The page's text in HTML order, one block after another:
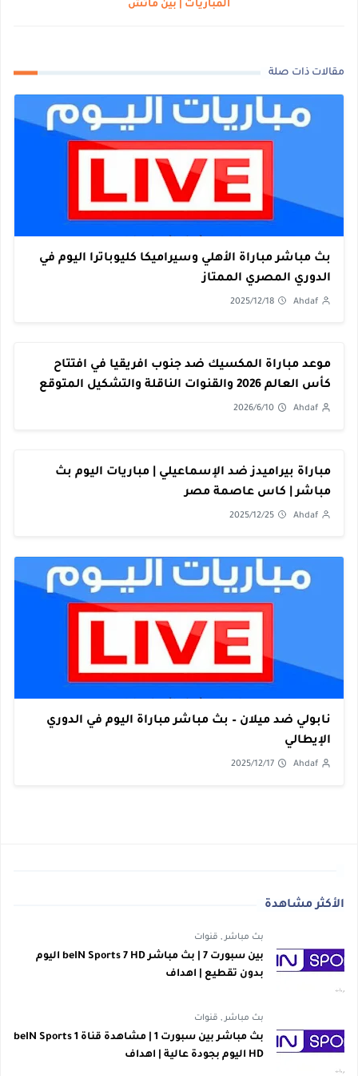
المباريات | بين ماتش
مقالات ذات صلة
بث مباشر مباراة الأهلي وسيراميكا كليوباترا اليوم في
الدوري المصري الممتاز
Ahdaf
2025/12/18
موعد مباراة المكسيك ضد جنوب افريقيا في افتتاح
كأس العالم 2026 والقنوات الناقلة والتشكيل المتوقع
Ahdaf
2026/6/10
مباراة بيراميدز ضد الإسماعيلي | مباريات اليوم بث
مباشر | كاس عاصمة مصر
Ahdaf
2025/12/25
نابولي ضد ميلان – بث مباشر مباراة اليوم في الدوري
الإيطالي
Ahdaf
2025/12/17
الأكثر مشاهدة
بث مباشر , قنوات
بين سبورت 7 | بث مباشر beIN Sports 7 HD اليوم
بدون تقطيع | اهداف
بث مباشر , قنوات
بث مباشر بين سبورت 1 | مشاهدة قناة beIN Sports 1
HD اليوم بجودة عالية | اهداف